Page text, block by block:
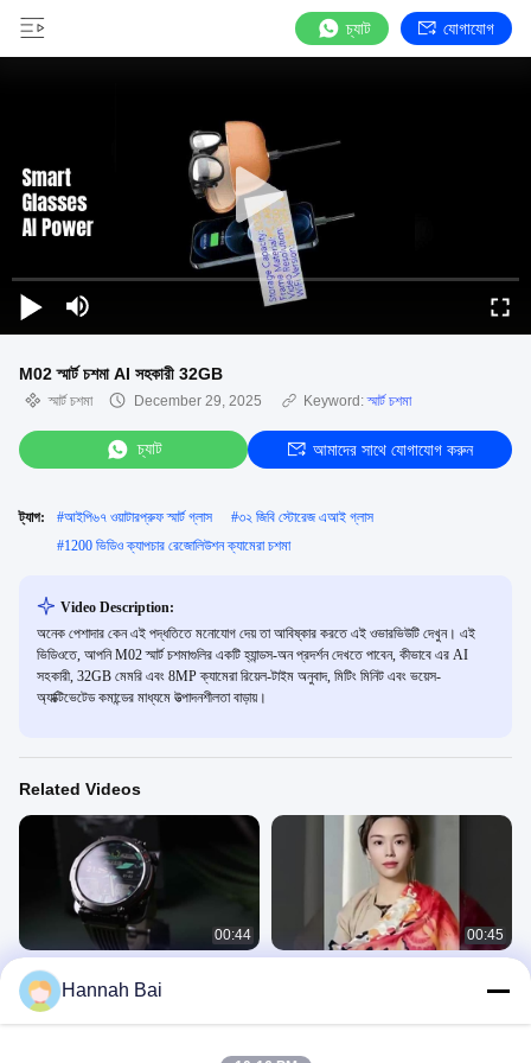
চ্যাট যোগাযোগ
M02 স্মার্ট চশমা AI সহকারী 32GB
স্মার্ট চশমা December 29, 2025 Keyword:স্মার্ট চশমা
চ্যাট আমাদের সাথে যোগাযোগ করুন
ট্যাগ: #আইপি৬৭ ওয়াটারপ্রুফ স্মার্ট গ্লাস #৩২ জিবি স্টোরেজ এআই গ্লাস
#1200 ভিডিও ক্যাপচার রেজোলিউশন ক্যামেরা চশমা
Video Description:
অনেক পেশাদার কেন এই পদ্ধতিতে মনোযোগ দেয় তা আবিষ্কার করতে এই ওভারভিউটি দেখুন। এই
ভিডিওতে, আপনি M02 স্মার্ট চশমাগুলির একটি হ্যান্ডস-অন প্রদর্শন দেখতে পাবেন, কীভাবে এর AI
সহকারী, 32GB মেমরি এবং 8MP ক্যামেরা রিয়েল-টাইম অনুবাদ, মিটিং মিনিট এবং ভয়েস-
অ্যাক্টিভেটেড কমান্ডের মাধ্যমে উত্পাদনশীলতা বাড়ায়।
Related Videos
00:44
HT30 IP68 ওয়াটারপ্রুফ স্পোর্ট স্মার্টওয়াচ,
600mAh ব্যাটারি স্মার্টওয়াচ ফ্ল্যাশলাইট কম্পাস সহ
Sport Smrt Watch
00:45
Hannah Bai